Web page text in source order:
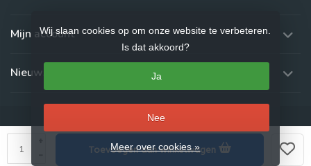
Toevoegen aan winkelwagen
Mijn account
Nieuwsbrief
Wij slaan cookies op om onze website te verbeteren.
Is dat akkoord?
Ja
Nee
Meer over cookies »
© Copyright 2026 Dusseldorp Webshop